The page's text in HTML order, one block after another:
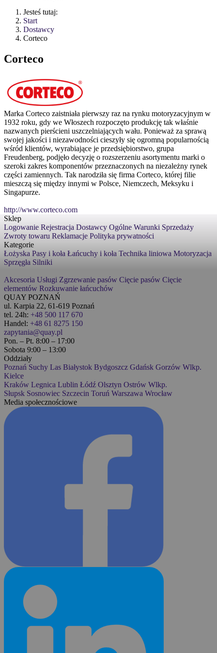
Jesteś tutaj:
Start
Dostawcy
Corteco
Corteco
Marka Corteco zaistniała pierwszy raz na rynku motoryzacyjnym w
1932 roku, gdy we Włoszech rozpoczęto produkcję tak właśnie
nazwanych pierścieni uszczelniających wału. Ponieważ za sprawą
swojej jakości i niezawodności cieszyły się ogromną popularnością
wśród klientów, wyrabiające je przedsiębiorstwo, grupa
Freudenberg, podjęło decyzję o rozszerzeniu asortymentu marki o
szeroki zakres komponentów przeznaczonych na niezależny rynek
części zamiennych. Tak narodziła się firma Corteco, której filie
mieszczą się między innymi w Polsce, Niemczech, Meksyku i
Singapurze.
http://www.corteco.com
Sklep
Logowanie Rejestracja Dostawcy Ogólne Warunki Sprzedaży
Zwroty towaru Reklamacje Polityka prywatności
Kategorie
Łożyska Pasy i koła Łańcuchy i koła Technika liniowa Motoryzacja
Sprzęgła Silniki
Akcesoria Usługi Zgrzewanie pasów Cięcie pasów Cięcie
elementów Rozkuwanie łańcuchów
QUAY POZNAŃ
ul. Karpia 22, 61-619 Poznań
tel. 24h: +48 500 117 670
Handel: +48 61 8275 150
zapytania@quay.pl
Pon. – Pt. 8:00 – 17:00
Sobota 9:00 – 13:00
Oddziały
Poznań Suchy Las Białystok Bydgoszcz Gdańsk Gorzów Wlkp.
Kielce
Kraków Legnica Lublin Łódź Olsztyn Ostrów Wlkp.
Słupsk Sosnowiec Szczecin Toruń Warszawa Wrocław
Media społecznościowe